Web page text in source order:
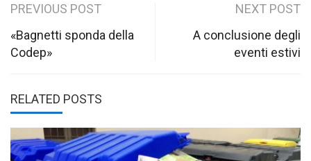
Post
navigation
PREVIOUS POST
«Bagnetti sponda della
Codep»
NEXT POST
A conclusione degli
eventi estivi
RELATED POSTS